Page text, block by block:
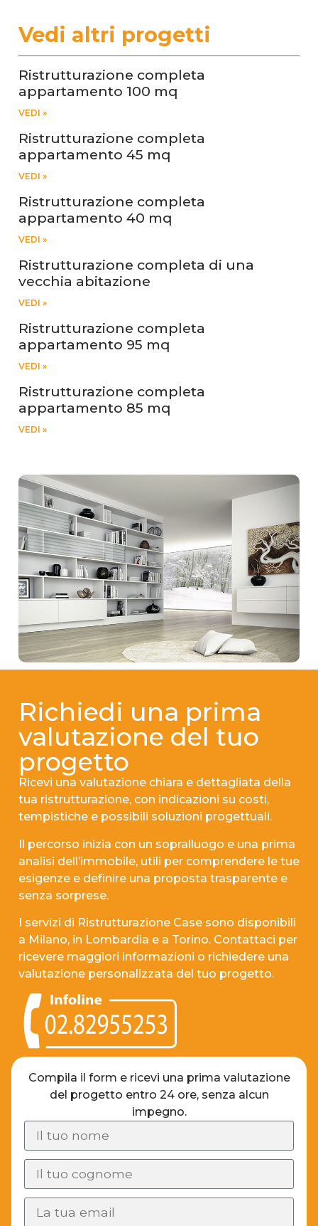
Vedi altri progetti
Ristrutturazione completa
appartamento 100 mq
VEDI »
Ristrutturazione completa
appartamento 45 mq
VEDI »
Ristrutturazione completa
appartamento 40 mq
VEDI »
Ristrutturazione completa di una
vecchia abitazione
VEDI »
Ristrutturazione completa
appartamento 95 mq
VEDI »
Ristrutturazione completa
appartamento 85 mq
VEDI »
Richiedi una prima
valutazione del tuo
progetto
Ricevi una valutazione chiara e dettagliata della
tua ristrutturazione, con indicazioni su costi,
tempistiche e possibili soluzioni progettuali.
Il percorso inizia con un sopralluogo e una prima
analisi dell’immobile, utili per comprendere le tue
esigenze e definire una proposta trasparente e
senza sorprese.
I servizi di Ristrutturazione Case sono disponibili
a Milano, in Lombardia e a Torino. Contattaci per
ricevere maggiori informazioni o richiedere una
valutazione personalizzata del tuo progetto.
Compila il form e ricevi una prima valutazione
del progetto entro 24 ore, senza alcun
impegno.